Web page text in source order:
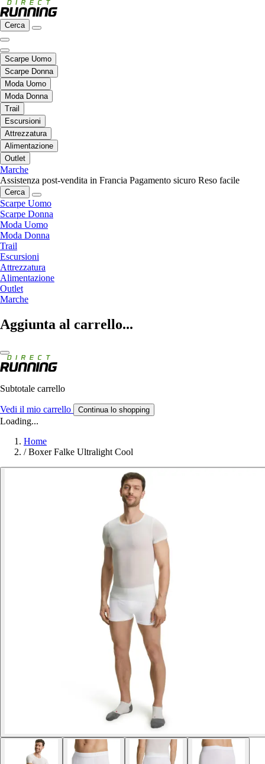
Cerca
Scarpe Uomo
Scarpe Donna
Moda Uomo
Moda Donna
Trail
Escursioni
Attrezzatura
Alimentazione
Outlet
Marche
Assistenza post-vendita in Francia Pagamento sicuro Reso facile
Cerca
Scarpe Uomo
Scarpe Donna
Moda Uomo
Moda Donna
Trail
Escursioni
Attrezzatura
Alimentazione
Outlet
Marche
Aggiunta al carrello...
Subtotale carrello
Vedi il mio carrello Continua lo shopping
Loading...
Home
/ Boxer Falke Ultralight Cool